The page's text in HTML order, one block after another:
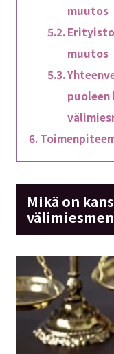
muutos
muutos
puoleen
Mikä on